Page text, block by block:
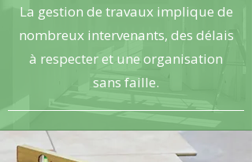
La gestion de travaux implique de
nombreux intervenants, des délais
à respecter et une organisation
sans faille.